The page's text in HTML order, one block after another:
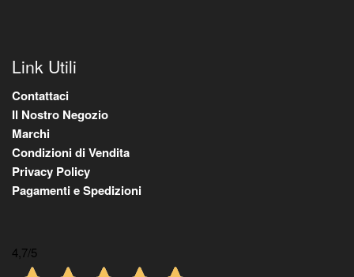
Link Utili
Contattaci
Il Nostro Negozio
Marchi
Condizioni di Vendita
Privacy Policy
Pagamenti e Spedizioni
4,7/5